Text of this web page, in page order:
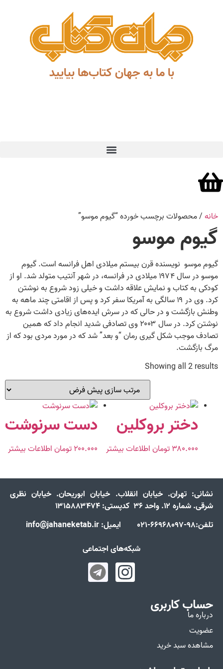
با ما به جهان کتاب‌ها بیایید
خانه / محصولات برچسب خورده “گیوم موسو”
گیوم موسو
گیوم موسو نویسنده قرن بیستم میلادی اهل فرانسه است. گیوم
موسو در سال ۱۹۷۴ میلادی در فرانسه، در شهر آنتیب متولد شد. او از
کودکی به کتاب و نمایش علاقه داشت و خیلی زود شروع به نوشتن
کرد. وی در ۱۹ سالگی به آمریکا سفر کرد و پس از اقامتی چند ماهه به
وطنش بازگشت و در حالی که در سرش ایده‌های زیادی داشت شروع به
نوشتن کرد. در سال ۲۰۰۳ وی تصادفی شدید انجام داد که همین
تصادف موجب شکل گیری رمان “و بعد” شد که در مورد مردی بود که از
مرگ بازگشت.
Showing all 2 results
دختر بروکلین
۳۸۰.۰۰۰ تومان اطلاعات بیشتر
دست سرنوشت
۲۰۰.۰۰۰ تومان اطلاعات بیشتر
نشانی: تهران. خیابان انقلاب. خیابان ابوریحان. خیابان نظری
شرقی. شماره ۱۲. واحد ۳۶ کدپستی: ۱۳۱۵۸۸۳۴۷۴
تلفن:98-66968097-021 ایمیل: info@jahaneketab.ir
شبکه‌های اجتماعی
حساب کاربری
درباره ما
عضویت
مشاهده سبد خرید